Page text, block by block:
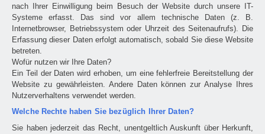
nach Ihrer Einwilligung beim Besuch der Website durch unsere IT-
Systeme erfasst. Das sind vor allem technische Daten (z. B.
Internetbrowser, Betriebssystem oder Uhrzeit des Seitenaufrufs). Die
Erfassung dieser Daten erfolgt automatisch, sobald Sie diese Website
betreten.
Wofür nutzen wir Ihre Daten?
Ein Teil der Daten wird erhoben, um eine fehlerfreie Bereitstellung der
Website zu gewährleisten. Andere Daten können zur Analyse Ihres
Nutzerverhaltens verwendet werden.
Welche Rechte haben Sie bezüglich Ihrer Daten?
Sie haben jederzeit das Recht, unentgeltlich Auskunft über Herkunft,